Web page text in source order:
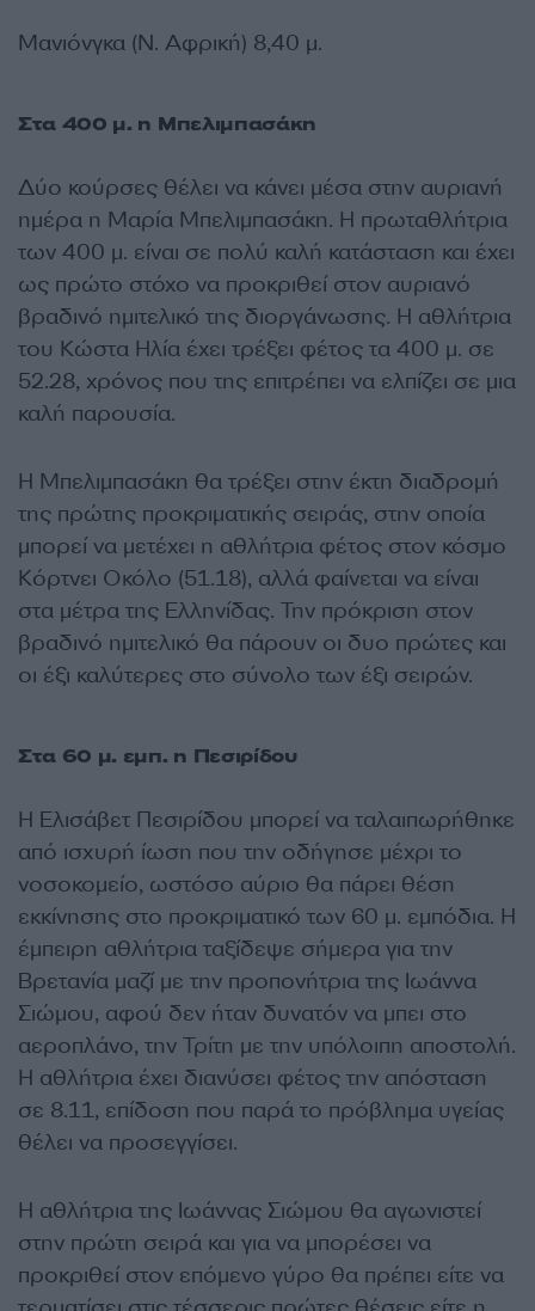
Μανιόνγκα (Ν. Αφρική) 8,40 μ.
Στα 400 μ. η Μπελιμπασάκη
Δύο κούρσες θέλει να κάνει μέσα στην αυριανή
ημέρα η Μαρία Μπελιμπασάκη. Η πρωταθλήτρια
των 400 μ. είναι σε πολύ καλή κατάσταση και έχει
ως πρώτο στόχο να προκριθεί στον αυριανό
βραδινό ημιτελικό της διοργάνωσης. Η αθλήτρια
του Κώστα Ηλία έχει τρέξει φέτος τα 400 μ. σε
52.28, χρόνος που της επιτρέπει να ελπίζει σε μια
καλή παρουσία.
Η Μπελιμπασάκη θα τρέξει στην έκτη διαδρομή
της πρώτης προκριματικής σειράς, στην οποία
μπορεί να μετέχει η αθλήτρια φέτος στον κόσμο
Κόρτνει Οκόλο (51.18), αλλά φαίνεται να είναι
στα μέτρα της Ελληνίδας. Την πρόκριση στον
βραδινό ημιτελικό θα πάρουν οι δυο πρώτες και
οι έξι καλύτερες στο σύνολο των έξι σειρών.
Στα 60 μ. εμπ. η Πεσιρίδου
Η Ελισάβετ Πεσιρίδου μπορεί να ταλαιπωρήθηκε
από ισχυρή ίωση που την οδήγησε μέχρι το
νοσοκομείο, ωστόσο αύριο θα πάρει θέση
εκκίνησης στο προκριματικό των 60 μ. εμπόδια. Η
έμπειρη αθλήτρια ταξίδεψε σήμερα για την
Βρετανία μαζί με την προπονήτρια της Ιωάννα
Σιώμου, αφού δεν ήταν δυνατόν να μπει στο
αεροπλάνο, την Τρίτη με την υπόλοιπη αποστολή.
Η αθλήτρια έχει διανύσει φέτος την απόσταση
σε 8.11, επίδοση που παρά το πρόβλημα υγείας
θέλει να προσεγγίσει.
Η αθλήτρια της Ιωάννας Σιώμου θα αγωνιστεί
στην πρώτη σειρά και για να μπορέσει να
προκριθεί στον επόμενο γύρο θα πρέπει είτε να